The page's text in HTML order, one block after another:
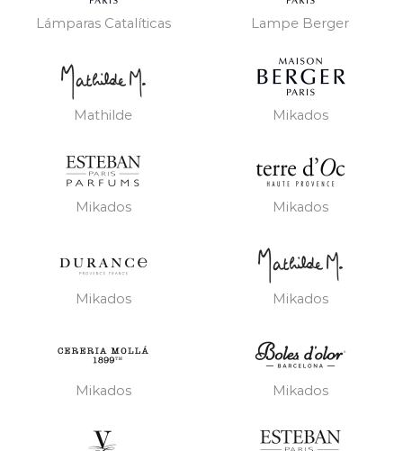
Lámparas Catalíticas Lampe Berger
Mathilde Mikados
Mikados Mikados
Mikados Mikados
Mikados Mikados